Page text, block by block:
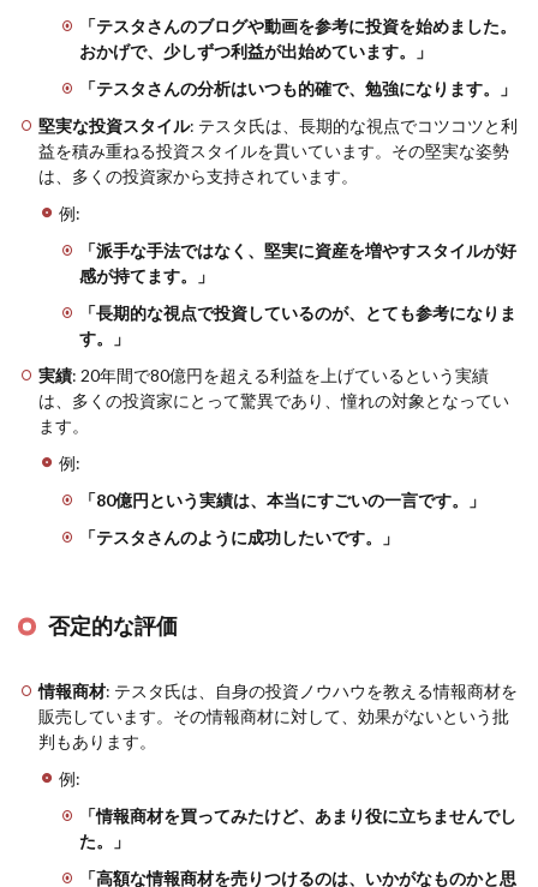
「テスタさんのブログや動画を参考に投資を始めました。
おかげで、少しずつ利益が出始めています。」
「テスタさんの分析はいつも的確で、勉強になります。」
堅実な投資スタイル: テスタ氏は、長期的な視点でコツコツと利
益を積み重ねる投資スタイルを貫いています。その堅実な姿勢
は、多くの投資家から支持されています。
例:
「派手な手法ではなく、堅実に資産を増やすスタイルが好
感が持てます。」
「長期的な視点で投資しているのが、とても参考になりま
す。」
実績: 20年間で80億円を超える利益を上げているという実績
は、多くの投資家にとって驚異であり、憧れの対象となってい
ます。
例:
「80億円という実績は、本当にすごいの一言です。」
「テスタさんのように成功したいです。」
否定的な評価
情報商材: テスタ氏は、自身の投資ノウハウを教える情報商材を
販売しています。その情報商材に対して、効果がないという批
判もあります。
例:
「情報商材を買ってみたけど、あまり役に立ちませんでし
た。」
「高額な情報商材を売りつけるのは、いかがなものかと思